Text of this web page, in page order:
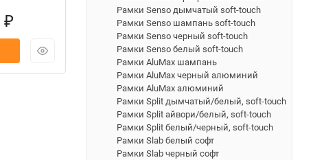
₽
Рамки Senso дымчатый soft-touch
Рамки Senso шампань soft-touch
Рамки Senso черный soft-touch
Рамки Senso белый soft-touch
Рамки AluMax шампань
Рамки AluMax черный алюминий
Рамки AluMax алюминий
Рамки Split дымчатый/белый, soft-touch
Рамки Split айвори/белый, soft-touch
Рамки Split белый/черный, soft-touch
Рамки Slab белый софт
Рамки Slab черный софт